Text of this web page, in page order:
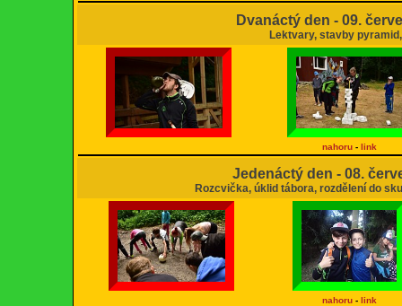
Dvanáctý den - 09.
Lektvary, stavby
nahoru - link
Jedenáctý den - 08.
Rozcvička, úklid tábora, rozdělení do
nahoru - link